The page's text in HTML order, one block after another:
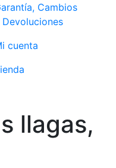
Cambios
Devoluciones
cuenta
llagas,